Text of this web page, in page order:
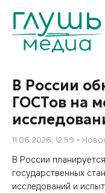
В России
ГОСТов на
11.06.2026, 12:59
В России
государственных
исследований и